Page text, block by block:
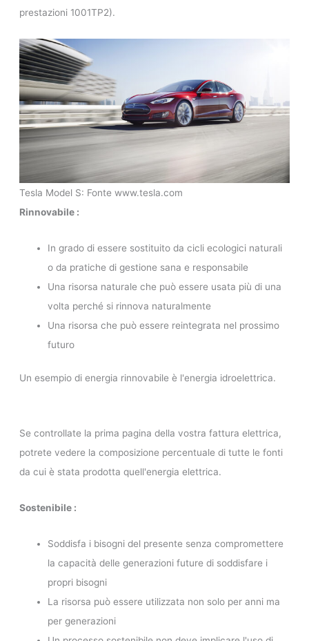
prestazioni 1001TP2).
Tesla Model S: Fonte www.tesla.com
Rinnovabile :
In grado di essere sostituito da cicli ecologici naturali
o da pratiche di gestione sana e responsabile
Una risorsa naturale che può essere usata più di una
volta perché si rinnova naturalmente
Una risorsa che può essere reintegrata nel prossimo
futuro
Un esempio di energia rinnovabile è l'energia idroelettrica.
Se controllate la prima pagina della vostra fattura elettrica,
potrete vedere la composizione percentuale di tutte le fonti
da cui è stata prodotta quell'energia elettrica.
Sostenibile :
Soddisfa i bisogni del presente senza compromettere
la capacità delle generazioni future di soddisfare i
propri bisogni
La risorsa può essere utilizzata non solo per anni ma
per generazioni